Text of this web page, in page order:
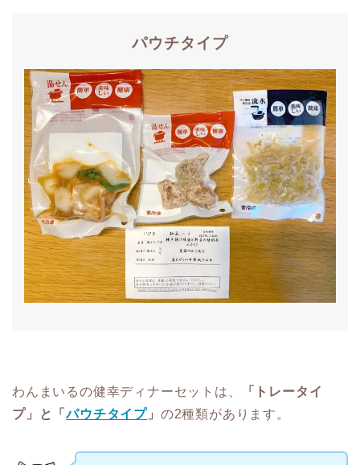
パウチタイプ
わんまいるの健幸ディナーセットは、
「トレータイ
プ」と「パウチタイプ 」 の2種類があります。